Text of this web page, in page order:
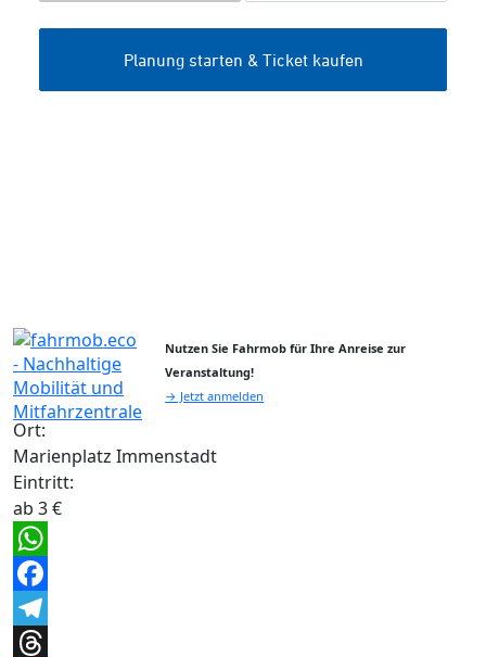
Nutzen Sie Fahrmob für Ihre Anreise zur
Veranstaltung!
→ Jetzt anmelden
Ort:
Marienplatz Immenstadt
Eintritt:
ab 3 €
WhatsApp
Facebook
Telegram